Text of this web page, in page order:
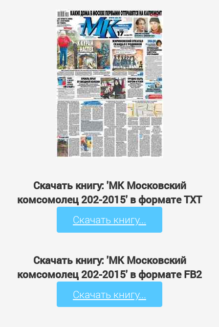
Скачать книгу: 'МК Московский
комсомолец 202-2015' в формате TXT
Скачать книгу...
Скачать книгу: 'МК Московский
комсомолец 202-2015' в формате FB2
Скачать книгу...